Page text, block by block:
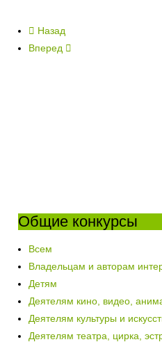
Назад
Вперед
Общие конкурсы
Всем
Владельцам и авторам
Детям
Деятелям кино, видео,
Деятелям культуры и
Деятелям театра, цирка,